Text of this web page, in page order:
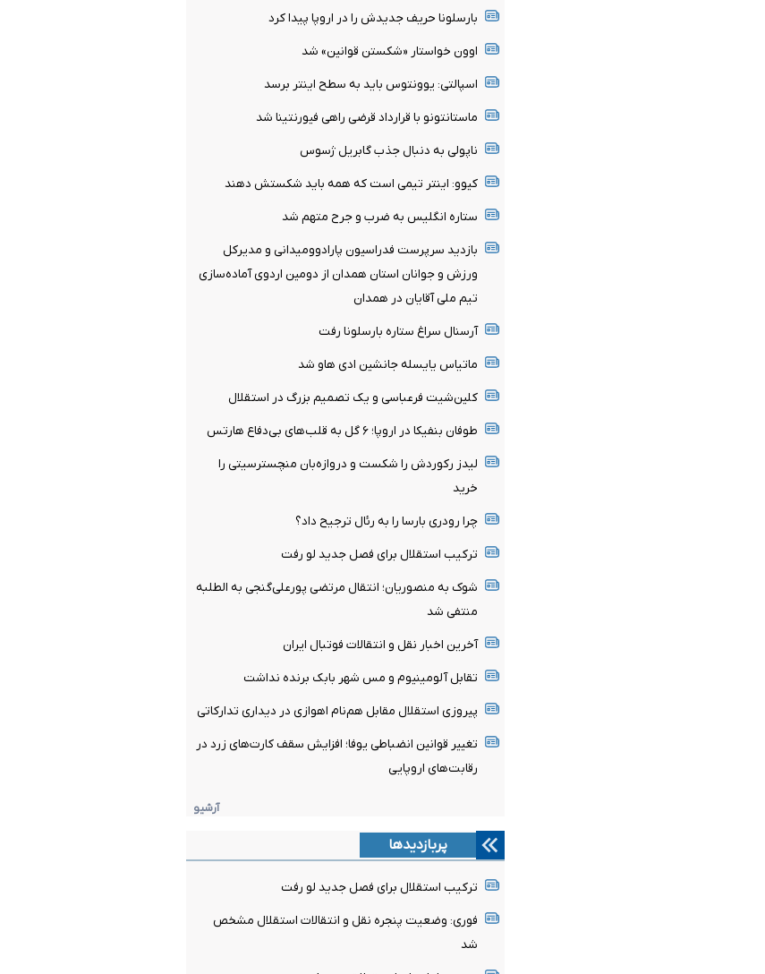
بارسلونا حریف جدیدش را در اروپا پیدا کرد
اوون خواستار «شکستن قوانین» شد
اسپالتی: یوونتوس باید به سطح اینتر برسد
ماستانتونو با قرارداد قرضی راهی فیورنتینا شد
ناپولی به دنبال جذب گابریل ژسوس
کیوو: اینتر تیمی است که همه باید شکستش دهند
ستاره انگلیس به ضرب و جرح متهم شد
بازدید سرپرست فدراسیون پارادوومیدانی و مدیرکل
ورزش و جوانان استان همدان از دومین اردوی آماده‌سازی
تیم ملی آقایان در همدان
آرسنال سراغ ستاره بارسلونا رفت
ماتیاس یایسله جانشین ادی هاو شد
کلین‌شیت فرعباسی و یک تصمیم بزرگ در استقلال
طوفان بنفیکا در اروپا؛ ۶ گل به قلب‌های بی‌دفاع هارتس
لیدز رکوردش را شکست و دروازه‌بان منچسترسیتی را
خرید
چرا رودری بارسا را به رئال ترجیح داد؟
ترکیب استقلال برای فصل جدید لو رفت
شوک به منصوریان؛ انتقال مرتضی پورعلی‌گنجی به الطلبه
منتفی شد
آخرین اخبار نقل و انتقالات فوتبال ایران
تقابل آلومینیوم و مس شهر بابک برنده نداشت
پیروزی استقلال مقابل هم‌نام اهوازی در دیداری تدارکاتی
تغییر قوانین انضباطی یوفا؛ افزایش سقف کارت‌های زرد در
رقابت‌های اروپایی
آرشیو
پربازدیدها
ترکیب استقلال برای فصل جدید لو رفت
فوری: وضعیت پنجره نقل و انتقالات استقلال مشخص
شد